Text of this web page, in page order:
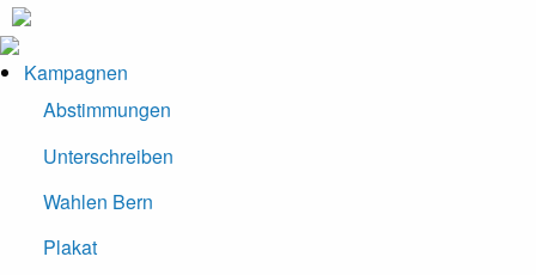
Kampagnen
Abstimmungen
Unterschreiben
Wahlen Bern
Plakat